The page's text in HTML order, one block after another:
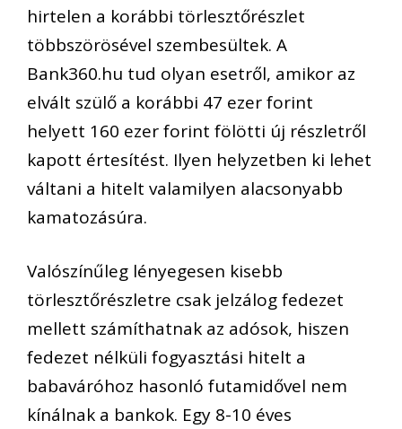
hirtelen a korábbi törlesztőrészlet
többszörösével szembesültek. A
Bank360.hu tud olyan esetről, amikor az
elvált szülő a korábbi 47 ezer forint
helyett 160 ezer forint fölötti új részletről
kapott értesítést. Ilyen helyzetben ki lehet
váltani a hitelt valamilyen alacsonyabb
kamatozásúra.
Valószínűleg lényegesen kisebb
törlesztőrészletre csak jelzálog fedezet
mellett számíthatnak az adósok, hiszen
fedezet nélküli fogyasztási hitelt a
babaváróhoz hasonló futamidővel nem
kínálnak a bankok. Egy 8-10 éves